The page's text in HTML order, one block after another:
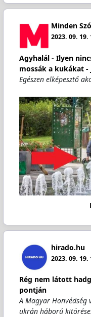
Minden Szó
2023. 09. 19.
Agyhalál - Ilyen
mossák a kukákat -
Egészen elképesztő
hirado.hu
2023. 09. 19.
Rég nem látott
pontján
A Magyar Honvédség
ukrán háború